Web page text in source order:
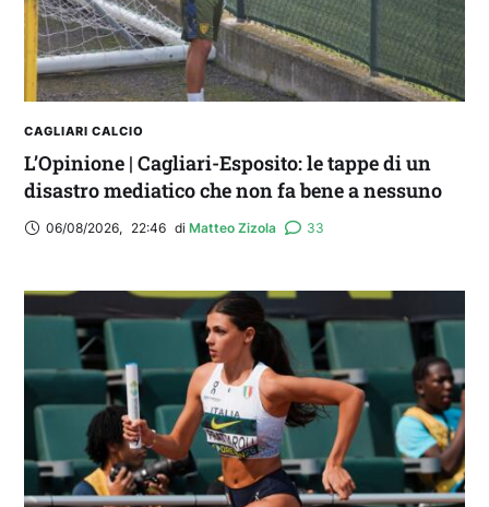
CAGLIARI CALCIO
L’Opinione | Cagliari-Esposito: le tappe di un
disastro mediatico che non fa bene a nessuno
06/08/2026, 22:46 di Matteo Zizola 33